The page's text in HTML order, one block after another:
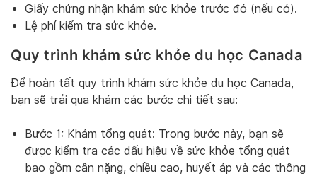
Giấy chứng nhận khám sức khỏe trước đó (nếu có).
Lệ phí kiểm tra sức khỏe.
Quy trình khám sức khỏe du học Canada
Để hoàn tất quy trình khám sức khỏe du học Canada,
bạn sẽ trải qua khám các bước chi tiết sau:
Bước 1: Khám tổng quát: Trong bước này, bạn sẽ
được kiểm tra các dấu hiệu về sức khỏe tổng quát
bao gồm cân nặng, chiều cao, huyết áp và các thông